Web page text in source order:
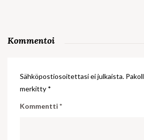
Kommentoi
Sähköpostiosoitettasi ei julkaista.
merkitty *
Kommentti *